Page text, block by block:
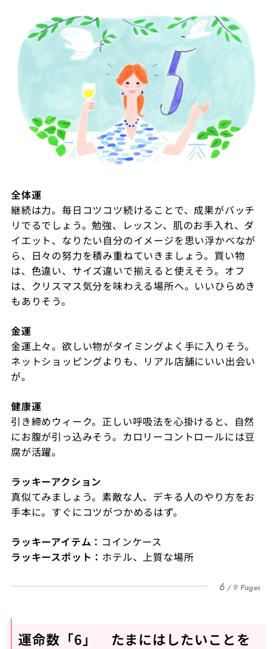
全体運
継続は力。毎日コツコツ続けることで、成果がバッチ
リでるでしょう。勉強、レッスン、肌のお手入れ、ダ
イエット、なりたい自分のイメージを思い浮かべなが
ら、日々の努力を積み重ねていきましょう。買い物
は、色違い、サイズ違いで揃えると使えそう。オフ
は、クリスマス気分を味わえる場所へ。いいひらめき
もありそう。
金運
金運上々。欲しい物がタイミングよく手に入りそう。
ネットショッピングよりも、リアル店舗にいい出会い
が。
健康運
引き締めウィーク。正しい呼吸法を心掛けると、自然
にお腹が引っ込みそう。カロリーコントロールには豆
腐が活躍。
ラッキーアクション
真似てみましょう。素敵な人、デキる人のやり方をお
手本に。すぐにコツがつかめるはず。
ラッキーアイテム： コインケース
ラッキースポット： ホテル、上質な場所
6 9 Pages
運命数「6」 たまにはしたいことを